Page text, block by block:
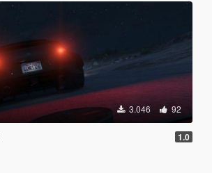
3.046 92
1.0